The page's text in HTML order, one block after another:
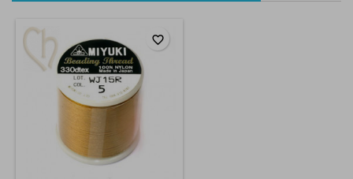
favorite_border